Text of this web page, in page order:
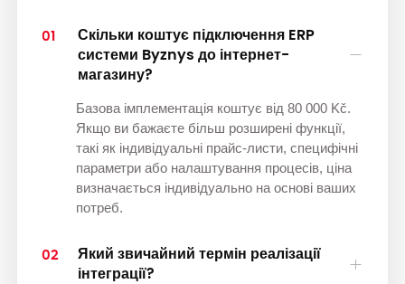
01
Скільки коштує підключення ERP
системи Byznys до інтернет-
магазину?
Базова імплементація коштує від 80 000 Kč.
Якщо ви бажаєте більш розширені функції,
такі як індивідуальні прайс-листи, специфічні
параметри або налаштування процесів, ціна
визначається індивідуально на основі ваших
потреб.
02
Який звичайний термін реалізації
інтеграції?